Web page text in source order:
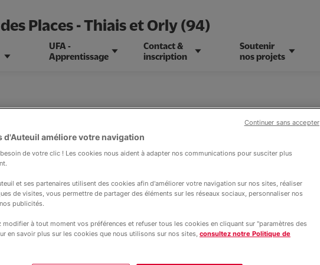
Places - Thiais et Orly (94)
UFA -
Apprentissage
Contact &
inscription
Soutenir
nos projets
projets
d'Auteuil améliore votre navigation
de votre clic ! Les cookies nous aident à adapter nos communications pour susciter plus
et ses partenaires utilisent des cookies afin d'améliorer votre navigation sur nos sites, réaliser
de visites, vous permettre de partager des éléments sur les réseaux sociaux, personnaliser nos
publicités.
modifier à tout moment vos préférences et refuser tous les cookies en cliquant sur "paramètres des
en savoir plus sur les cookies que nous utilisons sur nos sites, consultez notre Politique de
Continuer sans accepter